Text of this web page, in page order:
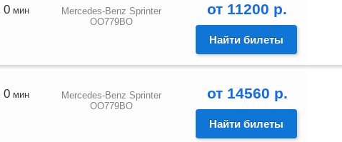
0мин
Mercedes-Benz Sprinter
OO779BO
от 11200 р.
Найти билеты
0мин
Mercedes-Benz Sprinter
OO779BO
от 14560 р.
Найти билеты